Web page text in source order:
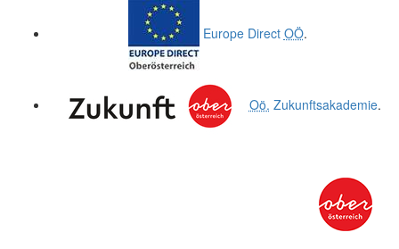
Europe Direct OÖ.
Oö. Zukunftsakademie.